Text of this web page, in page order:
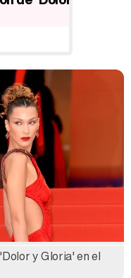
y Gloria' en el